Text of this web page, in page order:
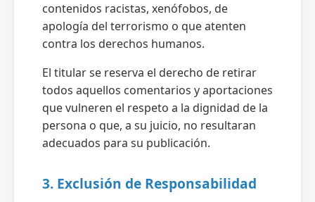
contenidos racistas, xenófobos, de
apología del terrorismo o que atenten
contra los derechos humanos.
El titular se reserva el derecho de retirar
todos aquellos comentarios y aportaciones
que vulneren el respeto a la dignidad de la
persona o que, a su juicio, no resultaran
adecuados para su publicación.
3. Exclusión de Responsabilidad